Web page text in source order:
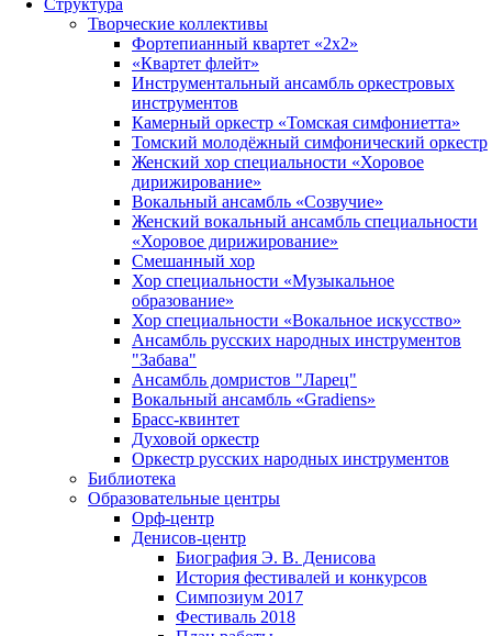
Структура
Творческие коллективы
Фортепианный квартет «2х2»
«Квартет флейт»
Инструментальный ансамбль оркестровых
инструментов
Камерный оркестр «Томская симфониетта»
Томский молодёжный симфонический оркестр
Женский хор специальности «Хоровое
дирижирование»
Вокальный ансамбль «Созвучие»
Женский вокальный ансамбль специальности
«Хоровое дирижирование»
Смешанный хор
Хор специальности «Музыкальное
образование»
Хор специальности «Вокальное искусство»
Ансамбль русских народных инструментов
"Забава"
Ансамбль домристов "Ларец"
Вокальный ансамбль «Gradiens»
Брасс-квинтет
Духовой оркестр
Оркестр русских народных инструментов
Библиотека
Образовательные центры
Орф-центр
Денисов-центр
Биография Э. В. Денисова
История фестивалей и конкурсов
Симпозиум 2017
Фестиваль 2018